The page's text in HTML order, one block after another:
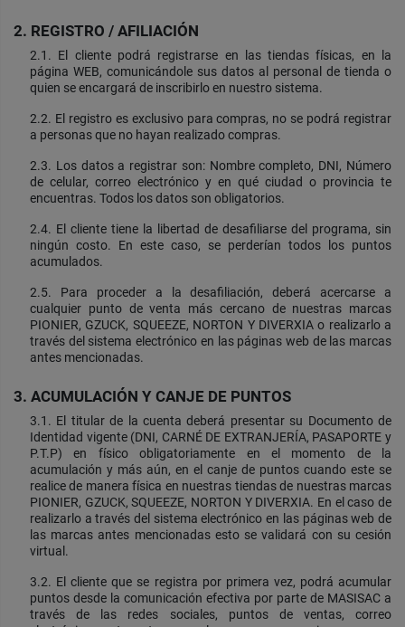
2. REGISTRO / AFILIACIÓN
2.1. El cliente podrá registrarse en las tiendas físicas, en la
página WEB, comunicándole sus datos al personal de tienda o
quien se encargará de inscribirlo en nuestro sistema.
2.2. El registro es exclusivo para compras, no se podrá registrar
a personas que no hayan realizado compras.
2.3. Los datos a registrar son: Nombre completo, DNI, Número
de celular, correo electrónico y en qué ciudad o provincia te
encuentras. Todos los datos son obligatorios.
2.4. El cliente tiene la libertad de desafiliarse del programa, sin
ningún costo. En este caso, se perderían todos los puntos
acumulados.
2.5. Para proceder a la desafiliación, deberá acercarse a
cualquier punto de venta más cercano de nuestras marcas
PIONIER, GZUCK, SQUEEZE, NORTON Y DIVERXIA o realizarlo a
través del sistema electrónico en las páginas web de las marcas
antes mencionadas.
3. ACUMULACIÓN Y CANJE DE PUNTOS
3.1. El titular de la cuenta deberá presentar su Documento de
Identidad vigente (DNI, CARNÉ DE EXTRANJERÍA, PASAPORTE y
P.T.P) en físico obligatoriamente en el momento de la
acumulación y más aún, en el canje de puntos cuando este se
realice de manera física en nuestras tiendas de nuestras marcas
PIONIER, GZUCK, SQUEEZE, NORTON Y DIVERXIA. En el caso de
realizarlo a través del sistema electrónico en las páginas web de
las marcas antes mencionadas esto se validará con su cesión
virtual.
3.2. El cliente que se registra por primera vez, podrá acumular
puntos desde la comunicación efectiva por parte de MASISAC a
través de las redes sociales, puntos de ventas, correo